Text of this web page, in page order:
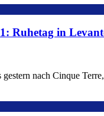
Ruhetag in
nach Cinque